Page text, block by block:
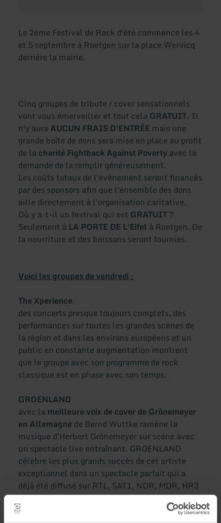
Le 2ème Festival de Rock d'été commence les 4
et 5 septembre à Roetgen sur la place Wervicq
derrière la mairie.
Cinq groupes de tribute / cover sensationnels
vont vous émerveiller et tout cela GRATUIT. Il
n'y aura AUCUN FRAIS D'ENTRÉE mais une
grande boîte de dons sera mise en place au profit
de la charité Fightback Against Poverty avec la
demande de la remplir généreusement.
Les coûts totaux de l'événement seront financés
par des sponsors afin que l'ensemble des dons
aille directement à l'organisation caritative.
Où y a-t-il un festival qui est GRATUIT ?
Seulement à LA PORTE DE L'Eifel à Roetgen. De
la nourriture et des boissons seront fournies.
Voici les groupes de vendredi :
The Xperience
des concerts presque toujours complets, des
performances sur toutes les grandes scènes de
la région et dans les environs européens et un
public en constante augmentation montrent
que le groupe avec son programme de rock
classique est en phase avec son temps.
GROENLAND
avec la meilleure voix de cover de Grönemeyer
en Allemagne de Bernd Wuttke ramène la
musique d'Herbert Grönemeyer sur scène avec
un spectacle live entraînant. GROENLAND
célèbre les plus grands succès de cet artiste
exceptionnel dans un spectacle parfait qui a
déjà été diffusé sur RTL, SAT1, NDR, MDR, HR3
et d'autres.